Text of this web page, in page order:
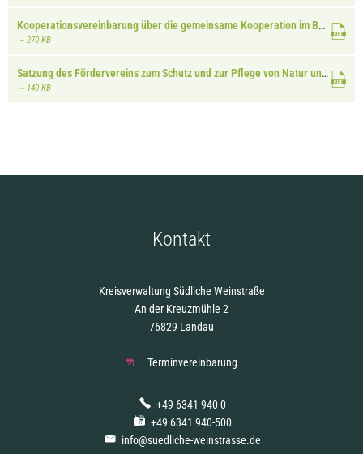
Kooperationsvereinbarung über die gemeinsame Kooperation im Bereich der südpfalzweiten Biotopaufwertung und Biotopbetreuung
~ 270 KB
Satzung des Fördervereins zum Schutz und zur Pflege von Natur und Landschaft der Südlichen Weinstraße
~ 140 KB
Kontakt
Kreisverwaltung Südliche Weinstraße
An der Kreuzmühle 2
76829 Landau
Terminvereinbarung
+49 6341 940-0
+49 6341 940-500
info@suedliche-weinstrasse.de